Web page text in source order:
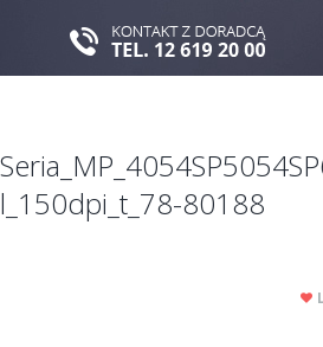
l_150dpi_t_78-80188